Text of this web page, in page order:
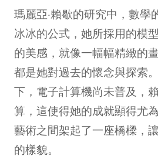
瑪麗亞·賴歇的研究中，數學
冰冰的公式，她所採用的模
的美感，就像一幅幅精緻的
都是她對過去的懷念與探索
下，電子計算機尚未普及，
算，這使得她的成就顯得尤
藝術之間架起了一座橋樑，
的樣貌。